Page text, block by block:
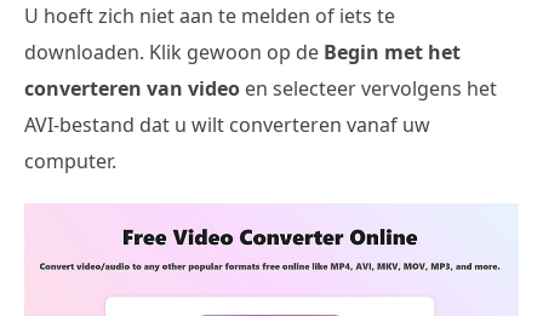
U hoeft zich niet aan te melden of iets te
downloaden. Klik gewoon op de Begin met het
converteren van video en selecteer vervolgens het
AVI-bestand dat u wilt converteren vanaf uw
computer.